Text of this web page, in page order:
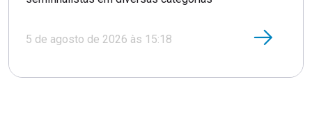
5 de agosto de 2026 às 15:18